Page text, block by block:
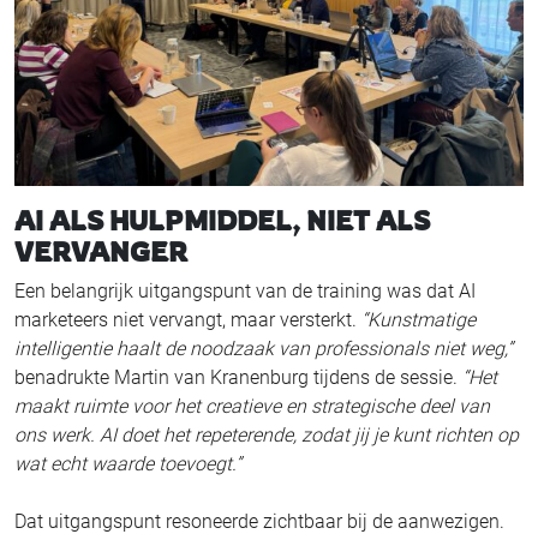
AI ALS HULPMIDDEL, NIET ALS
VERVANGER
Een belangrijk uitgangspunt van de training was dat AI
marketeers niet vervangt, maar versterkt. “Kunstmatige
intelligentie haalt de noodzaak van professionals niet weg,”
benadrukte Martin van Kranenburg tijdens de sessie. “Het
maakt ruimte voor het creatieve en strategische deel van
ons werk. AI doet het repeterende, zodat jij je kunt richten op
wat echt waarde toevoegt.”
Dat uitgangspunt resoneerde zichtbaar bij de aanwezigen.